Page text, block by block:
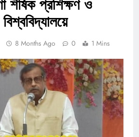
শীর্ষক প্রশিক্ষণ ও
8 Months Ago 0 1 Mins